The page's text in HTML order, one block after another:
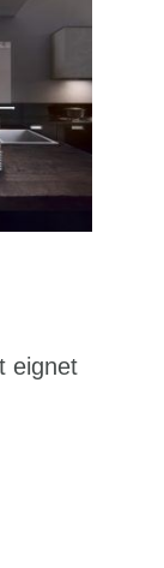
eignet